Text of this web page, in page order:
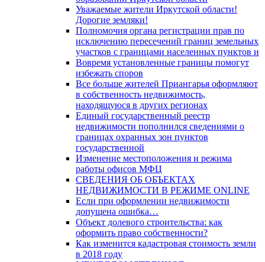
Уважаемые жители Иркутской области!
Дорогие земляки!
Полномочия органа регистрации прав по
исключению пересечений границ земельных
участков с границами населенных пунктов и
Вовремя установленные границы помогут
избежать споров
Все больше жителей Приангарья оформляют
в собственность недвижимость,
находящуюся в других регионах
Единый государственный реестр
недвижимости пополнился сведениями о
границах охранных зон пунктов
государственной
Изменение местоположения и режима
работы офисов МФЦ
СВЕДЕНИЯ ОБ ОБЪЕКТАХ
НЕДВИЖИМОСТИ В РЕЖИМЕ ONLINE
Если при оформлении недвижимости
допущена ошибка…
Объект долевого строительства: как
оформить право собственности?
Как изменится кадастровая стоимость земли
в 2018 году